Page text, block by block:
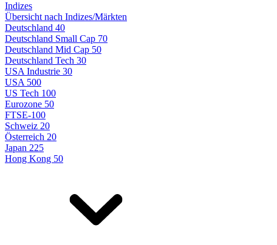
Indizes
Übersicht nach Indizes/Märkten
Deutschland 40
Deutschland Small Cap 70
Deutschland Mid Cap 50
Deutschland Tech 30
USA Industrie 30
USA 500
US Tech 100
Eurozone 50
FTSE-100
Schweiz 20
Österreich 20
Japan 225
Hong Kong 50